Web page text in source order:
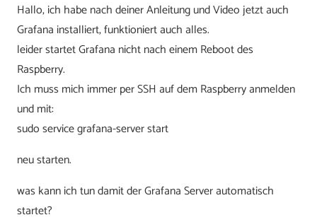
Hallo, ich habe nach deiner Anleitung und Video jetzt auch
Grafana installiert, funktioniert auch alles.
leider startet Grafana nicht nach einem Reboot des
Raspberry.
Ich muss mich immer per SSH auf dem Raspberry anmelden
und mit:
sudo service grafana-server start
neu starten.
was kann ich tun damit der Grafana Server automatisch
startet?